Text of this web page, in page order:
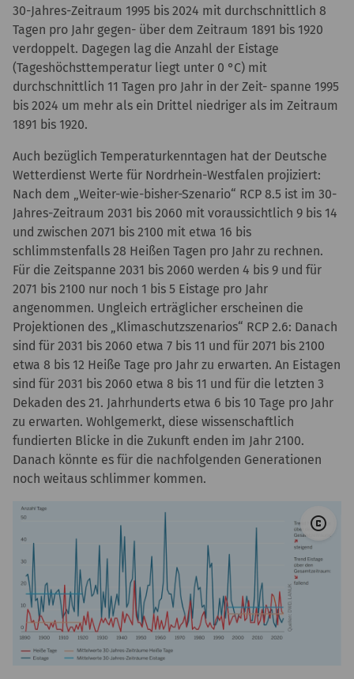
30-Jahres-Zeitraum 1995 bis 2024 mit durchschnittlich 8
Tagen pro Jahr gegen- über dem Zeitraum 1891 bis 1920
verdoppelt. Dagegen lag die Anzahl der Eistage
(Tageshöchsttemperatur liegt unter 0 °C) mit
durchschnittlich 11 Tagen pro Jahr in der Zeit- spanne 1995
bis 2024 um mehr als ein Drittel niedriger als im Zeitraum
1891 bis 1920.
Auch bezüglich Temperaturkenntagen hat der Deutsche
Wetterdienst Werte für Nordrhein-Westfalen projiziert:
Nach dem „Weiter-wie-bisher-Szenario“ RCP 8.5 ist im 30-
Jahres-Zeitraum 2031 bis 2060 mit voraussichtlich 9 bis 14
und zwischen 2071 bis 2100 mit etwa 16 bis
schlimmstenfalls 28 Heißen Tagen pro Jahr zu rechnen.
Für die Zeitspanne 2031 bis 2060 werden 4 bis 9 und für
2071 bis 2100 nur noch 1 bis 5 Eistage pro Jahr
angenommen. Ungleich erträglicher erscheinen die
Projektionen des „Klimaschutzszenarios“ RCP 2.6: Danach
sind für 2031 bis 2060 etwa 7 bis 11 und für 2071 bis 2100
etwa 8 bis 12 Heiße Tage pro Jahr zu erwarten. An Eistagen
sind für 2031 bis 2060 etwa 8 bis 11 und für die letzten 3
Dekaden des 21. Jahrhunderts etwa 6 bis 10 Tage pro Jahr
zu erwarten. Wohlgemerkt, diese wissenschaftlich
fundierten Blicke in die Zukunft enden im Jahr 2100.
Danach könnte es für die nachfolgenden Generationen
noch weitaus schlimmer kommen.
copyright